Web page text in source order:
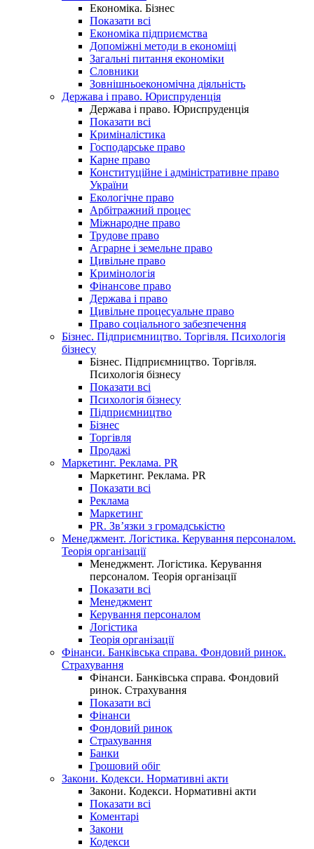
Економіка. Бізнес
Показати всі
Економіка підприємства
Допоміжні методи в економіці
Загальні питання економіки
Словники
Зовнішньоекономічна діяльність
Держава і право. Юриспруденція
Держава і право. Юриспруденція
Показати всі
Криміналістика
Господарське право
Карне право
Конституційне і адміністративне право
України
Екологічне право
Арбітражний процес
Міжнародне право
Трудове право
Аграрне і земельне право
Цивільне право
Кримінологія
Фінансове право
Держава і право
Цивільне процесуальне право
Право соціального забезпечення
Бізнес. Підприємництво. Торгівля. Психологія
бізнесу
Бізнес. Підприємництво. Торгівля.
Психологія бізнесу
Показати всі
Психологія бізнесу
Підприємництво
Бізнес
Торгівля
Продажі
Маркетинг. Реклама. PR
Маркетинг. Реклама. PR
Показати всі
Реклама
Маркетинг
PR. Зв’язки з громадськістю
Менеджмент. Логістика. Керування персоналом.
Теорія організації
Менеджмент. Логістика. Керування
персоналом. Теорія організації
Показати всі
Менеджмент
Керування персоналом
Логістика
Теорія організації
Фінанси. Банківська справа. Фондовий ринок.
Страхування
Фінанси. Банківська справа. Фондовий
ринок. Страхування
Показати всі
Фінанси
Фондовий ринок
Страхування
Банки
Грошовий обіг
Закони. Кодекси. Нормативні акти
Закони. Кодекси. Нормативні акти
Показати всі
Коментарі
Закони
Кодекси